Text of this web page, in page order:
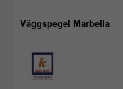
Väggspegel Marbella